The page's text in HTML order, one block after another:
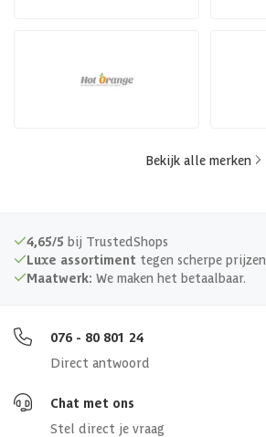
Bekijk alle merken
4,65/5 bij TrustedShops
Luxe assortiment tegen scherpe prijzen
Maatwerk: We maken het betaalbaar.
076 - 80 801 24
Direct antwoord
Chat met ons
Stel direct je vraag